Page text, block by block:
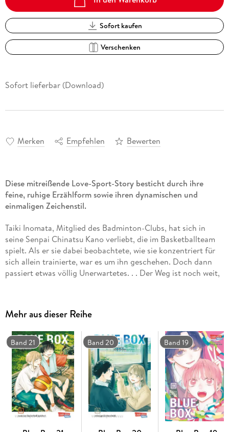
Sofort kaufen
Verschenken
Sofort lieferbar (Download)
Merken Empfehlen Bewerten
Diese mitreißende Love-Sport-Story besticht durch ihre
feine, ruhige Erzählform sowie ihren dynamischen und
einmaligen Zeichenstil.
Taiki Inomata, Mitglied des Badminton-Clubs, hat sich in
seine Senpai Chinatsu Kano verliebt, die im Basketballteam
spielt. Als er sie dabei beobachtete, wie sie konzentriert für
sich allein trainierte, war es um ihn geschehen. Doch dann
passiert etwas völlig Unerwartetes. . . Der Weg ist noch weit,
Das erwartet Dich im 14. Band:
Der Valentinstag rückt näher. Ayame hat für Kyo ein
besonderes Schokoladengeschenk vorbereitet und nimmt
ihren ganzen Mut zusammen, um es ihm zu überreichen. . .
Dann bricht der Frühling an, und mit den durch die Luft
tanzenden Kirschblüten beginnt auch das neue Schuljahr. Die
Neuzugänge im Badminton-Club haben sehr unerwartete
familiäre Verbindungen. . .
Die Manga-Vorlage zum Anime auf Netflix!
Mehr aus dieser Reihe
Band 21 Band 20 Band 19